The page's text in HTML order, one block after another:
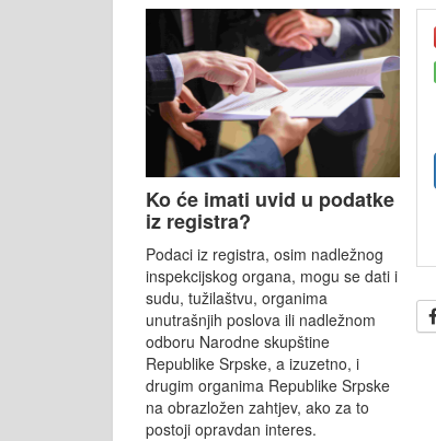
Ko će imati uvid u podatke
iz registra?
Podaci iz registra, osim nadležnog
inspekcijskog organa, mogu se dati i
sudu, tužilaštvu, organima
unutrašnjih poslova ili nadležnom
odboru Narodne skupštine
Republike Srpske, a izuzetno, i
drugim organima Republike Srpske
na obrazložen zahtjev, ako za to
postoji opravdan interes.